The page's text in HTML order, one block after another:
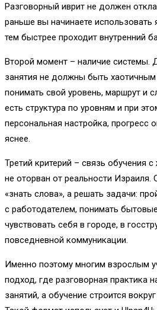
Разговорный иврит не должен
раньше вы начинаете
тем быстрее проходит внутренний
Второй момент – наличие системы.
занятия не должны быть
понимать свой уровень, маршрут и
есть структура по уровням и при
персональная настройка, прогресс
яснее.
Третий критерий – связь обучения
не оторван от реальности Израиля.
«знать слова», а решать задачи:
с работодателем, понимать
чувствовать себя в городе, в
повседневной коммуникации.
Именно поэтому многим взрослым
подход, где разговорная практика
занятий, а обучение строится